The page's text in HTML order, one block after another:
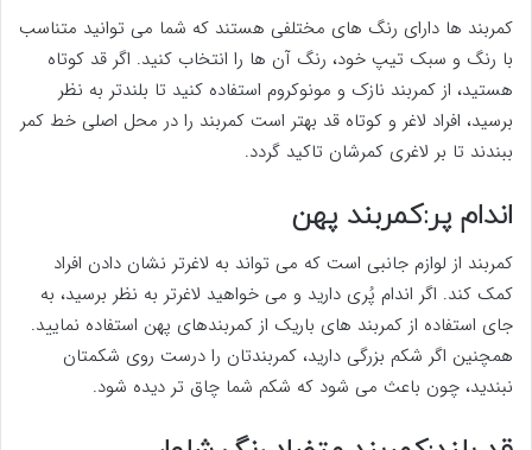
کمربند ها دارای رنگ های مختلفی هستند که شما می توانید متناسب
با رنگ و سبک تیپ خود، رنگ آن ها را انتخاب کنید. اگر قد کوتاه
هستید، از کمربند نازک و مونوکروم استفاده کنید تا بلندتر به نظر
برسید، افراد لاغر و کوتاه قد بهتر است کمربند را در محل اصلی خط کمر
ببندند تا بر لاغری کمرشان تاکید گردد.
اندام پر:کمربند پهن
کمربند از لوازم جانبی است که می تواند به لاغرتر نشان دادن افراد
کمک کند. اگر اندام پُری دارید و می خواهید لاغرتر به نظر برسید، به
جای استفاده از کمربند های باریک از کمربندهای پهن استفاده نمایید.
همچنین اگر شکم بزرگی دارید، کمربندتان را درست روی شکمتان
نبندید، چون باعث می شود که شکم شما چاق تر دیده شود.